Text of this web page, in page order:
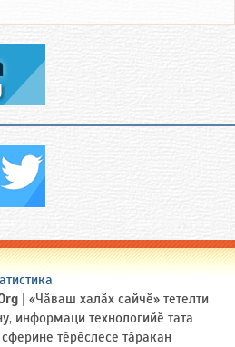
| «Чӑваш халӑх сайчӗ» тетелти
информаци технологийӗ тата
тӗрӗслесе тӑракан